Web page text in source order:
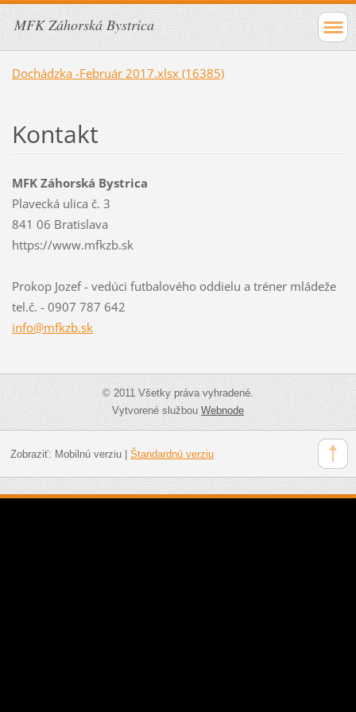
MFK Záhorská Bystrica
Dochádzka -Február 2017.xlsx (16385)
Kontakt
MFK Záhorská Bystrica
Plavecká ulica č. 3
841 06 Bratislava
https://www.mfkzb.sk
Prokop Jozef - vedúci futbalového oddielu a tréner mládeže
tel.č. - 0907 787 642
info@mfkzb.sk
© 2011 Všetky práva vyhradené.
Vytvorené službouWebnode
Zobraziť: Mobilnú verziu| Štandardnú verziu